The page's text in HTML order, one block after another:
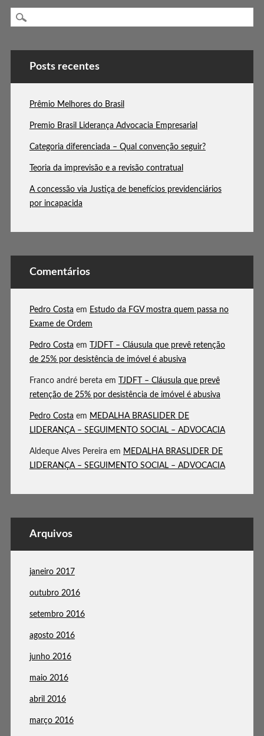
Posts recentes
Prêmio Melhores do Brasil
Premio Brasil Liderança Advocacia Empresarial
Categoria diferenciada – Qual convenção seguir?
Teoria da imprevisão e a revisão contratual
A concessão via Justiça de benefícios previdenciários
por incapacida
Comentários
Pedro Costa em Estudo da FGV mostra quem passa no
Exame de Ordem
Pedro Costa em
TJDFT – Cláusula que prevê retenção
de 25% por desistência de imóvel é abusiva
Franco andré bereta em
TJDFT – Cláusula que prevê
retenção de 25% por desistência de imóvel é abusiva
Pedro Costa em MEDALHA BRASLIDER DE
LIDERANÇA – SEGUIMENTO SOCIAL – ADVOCACIA
Aldeque Alves Pereira em MEDALHA BRASLIDER DE
LIDERANÇA – SEGUIMENTO SOCIAL – ADVOCACIA
Arquivos
janeiro 2017
outubro 2016
setembro 2016
agosto 2016
junho 2016
maio 2016
abril 2016
março 2016